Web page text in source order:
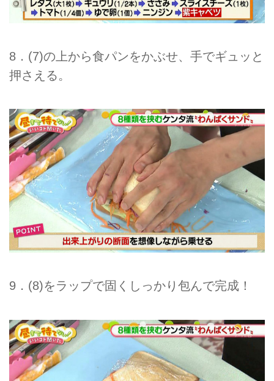
8．(7)の上から食パンをかぶせ、手でギュッと
押さえる。
9．(8)をラップで固くしっかり包んで完成！